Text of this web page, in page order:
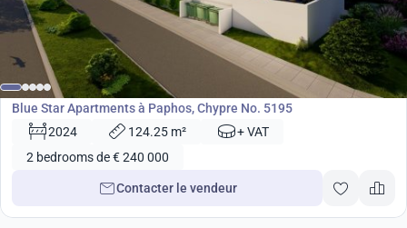
de €240 000
Développement
Blue Star Apartments à Paphos, Chypre No. 5195
2024
124.25 m²
+ VAT
2 bedrooms de € 240 000
Contacter le vendeur